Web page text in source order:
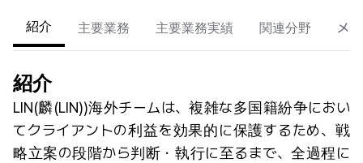
紹介 主要業務 主要業務実績 関連分野 メ
紹介
LIN(麟(LIN))海外チームは、複雑な多国籍紛争におい
てクライアントの利益を効果的に保護するため、戦
略立案の段階から判断・執行に至るまで、全過程に